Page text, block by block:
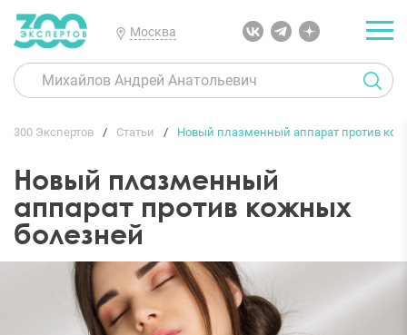
Москва
300 Экспертов Статьи Новый плазменный аппарат против
Новый плазменный
аппарат против кожных
болезней